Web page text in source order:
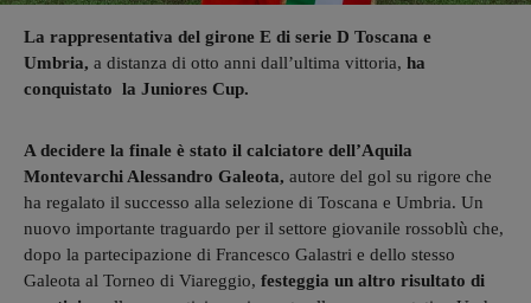
La rappresentativa del girone E di serie D Toscana e
Umbria, a distanza di otto anni dall’ultima vittoria, ha
conquistato la Juniores Cup.
A decidere la finale è stato il calciatore dell’Aquila
Montevarchi Alessandro Galeota, autore del gol su rigore che
ha regalato il successo alla selezione di Toscana e Umbria. Un
nuovo importante traguardo per il settore giovanile rossoblù che,
dopo la partecipazione di Francesco Galastri e dello stesso
Galeota al Torneo di Viareggio, festeggia un altro risultato di